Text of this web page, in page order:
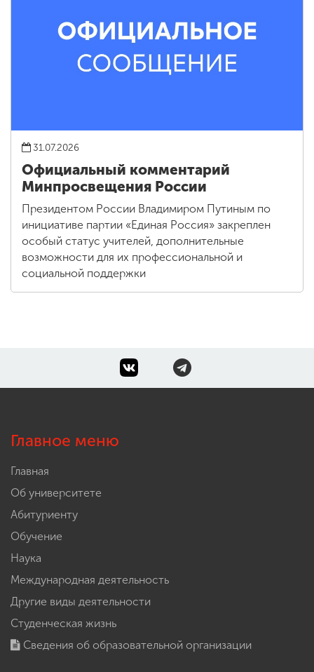
31.07.2026
Официальный комментарий
Минпросвещения России
Президентом России Владимиром Путиным по
инициативе партии «Единая Россия» закреплен
особый статус учителей, дополнительные
возможности для их профессиональной и
социальной поддержки
Главное меню
Главная
Об университете
Абитуриенту
Обучение
Наука
Международная деятельность
Другие виды деятельности
Студенческая жизнь
Сведения об образовательной организации